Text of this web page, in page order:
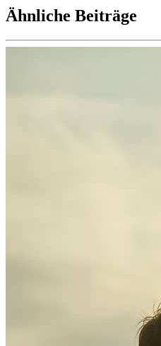
Ähnliche Beiträge